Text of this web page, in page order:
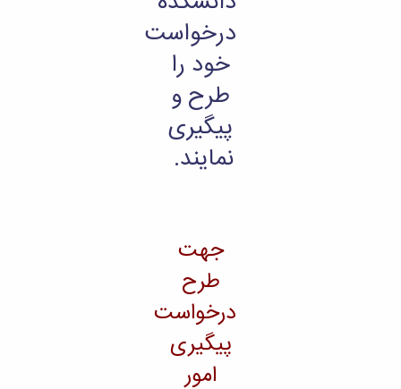
درخواست
خود را
طرح و
پیگیری
نمایند.
جهت
درخواست
پیگیری